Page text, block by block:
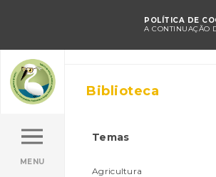
POLÍTICA DE
A CONTINUAÇÃO
MENU
Biblioteca
Temas
Agricultura